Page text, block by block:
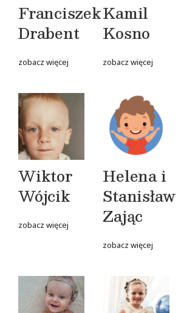
Franciszek
Drabent
zobacz więcej
Kamil
Kosno
zobacz więcej
Wiktor
Wójcik
zobacz więcej
Helena i
Stanisław
Zając
zobacz więcej